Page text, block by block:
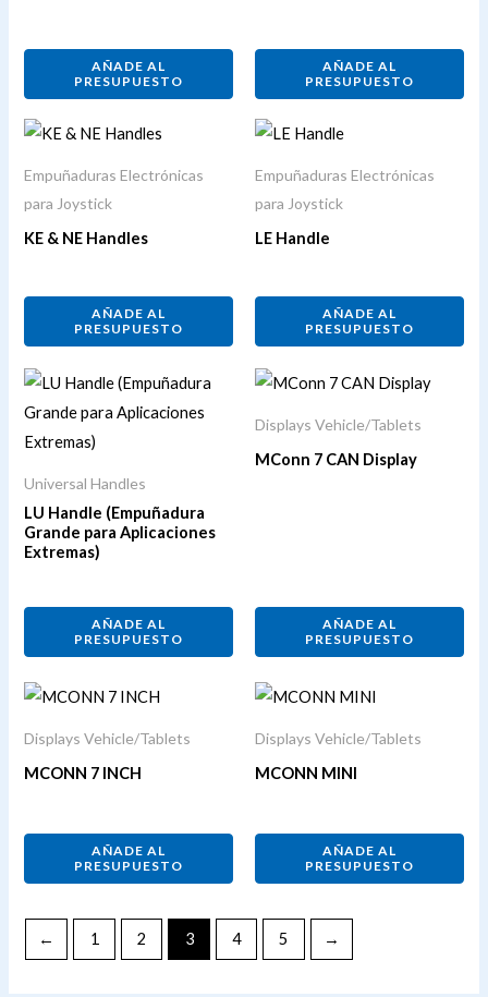
AÑADE AL
PRESUPUESTO
AÑADE AL
PRESUPUESTO
Empuñaduras Electrónicas
para Joystick
KE & NE Handles
AÑADE AL
PRESUPUESTO
Empuñaduras Electrónicas
para Joystick
LE Handle
AÑADE AL
PRESUPUESTO
Universal Handles
LU Handle (Empuñadura
Grande para Aplicaciones
Extremas)
AÑADE AL
PRESUPUESTO
Displays Vehicle/Tablets
MConn 7 CAN Display
AÑADE AL
PRESUPUESTO
Displays Vehicle/Tablets
MCONN 7 INCH
AÑADE AL
PRESUPUESTO
Displays Vehicle/Tablets
MCONN MINI
AÑADE AL
PRESUPUESTO
← 1 2 3 4 5 →